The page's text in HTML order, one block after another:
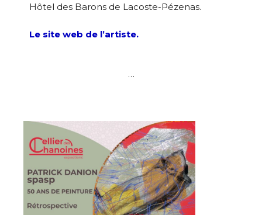
Hôtel des Barons de Lacoste-Pézenas.
Le site web de l’artiste.
…